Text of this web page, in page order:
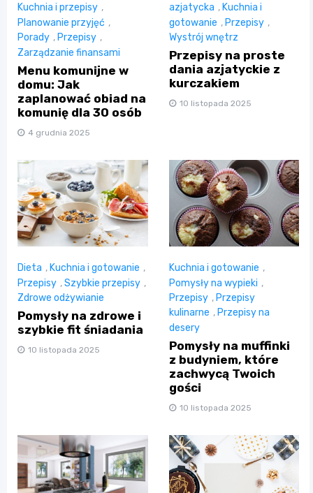
Kuchnia i przepisy ,
Planowanie przyjęć ,
Porady , Przepisy ,
Zarządzanie finansami
Menu komunijne w
domu: Jak
zaplanować obiad na
komunię dla 30 osób
4 grudnia 2025
azjatycka ,Kuchnia i
gotowanie , Przepisy ,
Wystrój wnętrz
Przepisy na proste
dania azjatyckie z
kurczakiem
10 listopada 2025
Dieta , Kuchnia i gotowanie ,
Przepisy ,Szybkie przepisy ,
Zdrowe odżywianie
Pomysły na zdrowe i
szybkie fit śniadania
10 listopada 2025
Kuchnia i gotowanie ,
Pomysły na wypieki ,
Przepisy , Przepisy
kulinarne , Przepisy na
desery
Pomysły na muffinki
z budyniem, które
zachwycą Twoich
gości
10 listopada 2025